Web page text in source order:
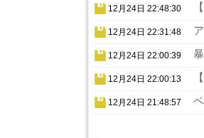
12月24日 22:48:30
12月24日 22:31:48
12月24日 22:00:39
12月24日 22:00:13
12月24日 21:48:57